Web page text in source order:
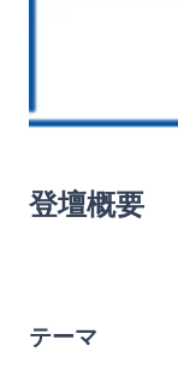
登壇概要
テーマ